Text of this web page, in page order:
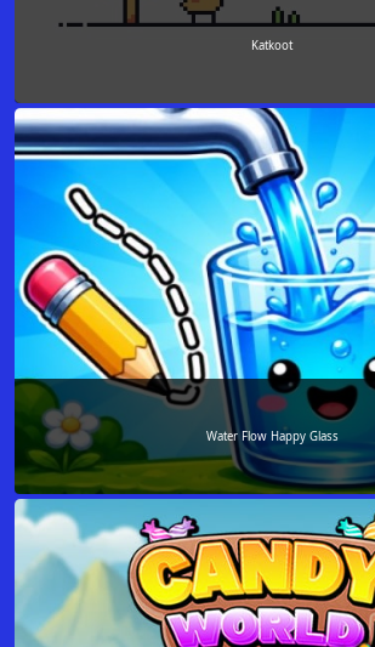
Katkoot
Water Flow Happy Glass